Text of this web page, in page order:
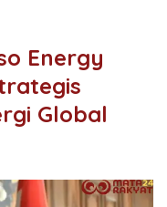
Energy
Global